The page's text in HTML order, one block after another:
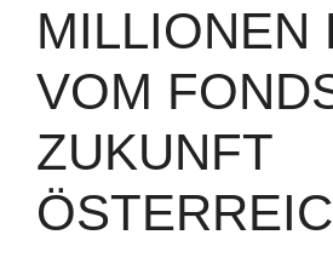
MILLIONEN
VOM
ZUKUNFT